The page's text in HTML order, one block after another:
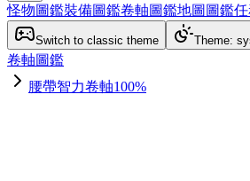
怪物圖鑑裝備圖鑑卷軸圖鑑地圖圖鑑
Switch to classic theme Theme:
卷軸圖鑑
腰帶智力卷軸100%